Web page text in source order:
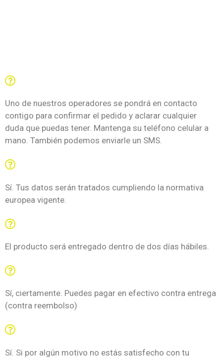
Uno de nuestros operadores se pondrá en contacto
contigo para confirmar el pedido y aclarar cualquier
duda que puedas tener. Mantenga su teléfono celular a
mano. También podemos enviarle un SMS.
Sí. Tus datos serán tratados cumpliendo la normativa
europea vigente.
El producto será entregado dentro de dos días hábiles.
Sí, ciertamente. Puedes pagar en efectivo contra entrega
(contra reembolso)
Sí. Si por algún motivo no estás satisfecho con tu